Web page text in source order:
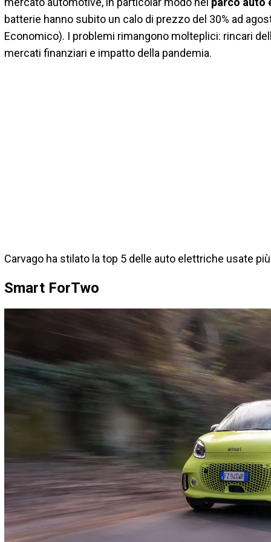
batterie hanno subito un calo di prezzo del 30% ad
Economico). I problemi rimangono molteplici: rincari
mercati finanziari e impatto della pandemia.
Carvago ha stilato la top 5 delle auto elettriche usate
Smart ForTwo